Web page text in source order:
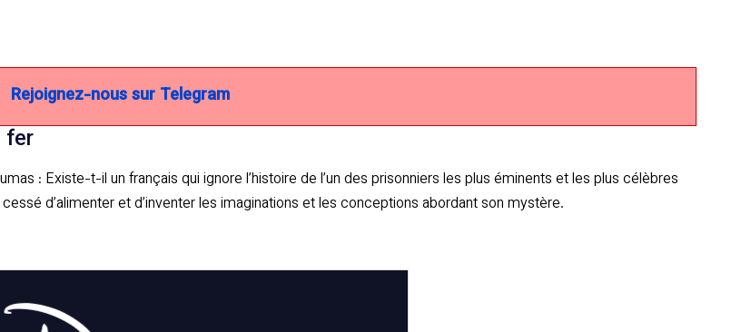
Rejoignez-nous sur Telegram
fer
: Existe-t-il un français qui ignore l’histoire de l’un des prisonniers les plus éminents et les plus célèbres
d’alimenter et d’inventer les imaginations et les conceptions abordant son mystère.